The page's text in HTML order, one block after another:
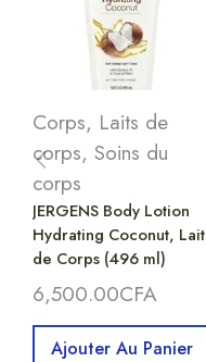
Corps, Laits de
corps, Soins du
corps
JERGENS Body Lotion
Hydrating Coconut, Lait
de Corps (496 ml)
6,500.00CFA
Ajouter Au Panier